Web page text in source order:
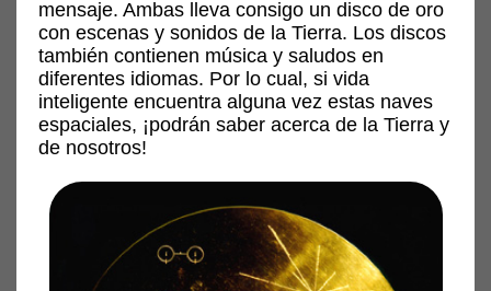
mensaje. Ambas lleva consigo un disco de oro
con escenas y sonidos de la Tierra. Los discos
también contienen música y saludos en
diferentes idiomas. Por lo cual, si vida
inteligente encuentra alguna vez estas naves
espaciales, ¡podrán saber acerca de la Tierra y
de nosotros!